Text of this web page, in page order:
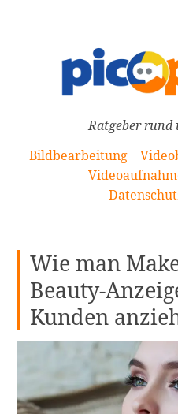
Ratgeber
Bildbearbeitung
Wie man
Beauty-
Kunden